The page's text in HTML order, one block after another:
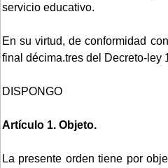
servicio educativo.
En su virtud, de conformidad
final décima.tres del Decreto-ley
DISPONGO
Artículo 1. Objeto.
La presente orden tiene por